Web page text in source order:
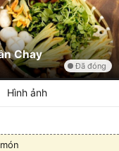
Chay
Đã đóng
Hình ảnh